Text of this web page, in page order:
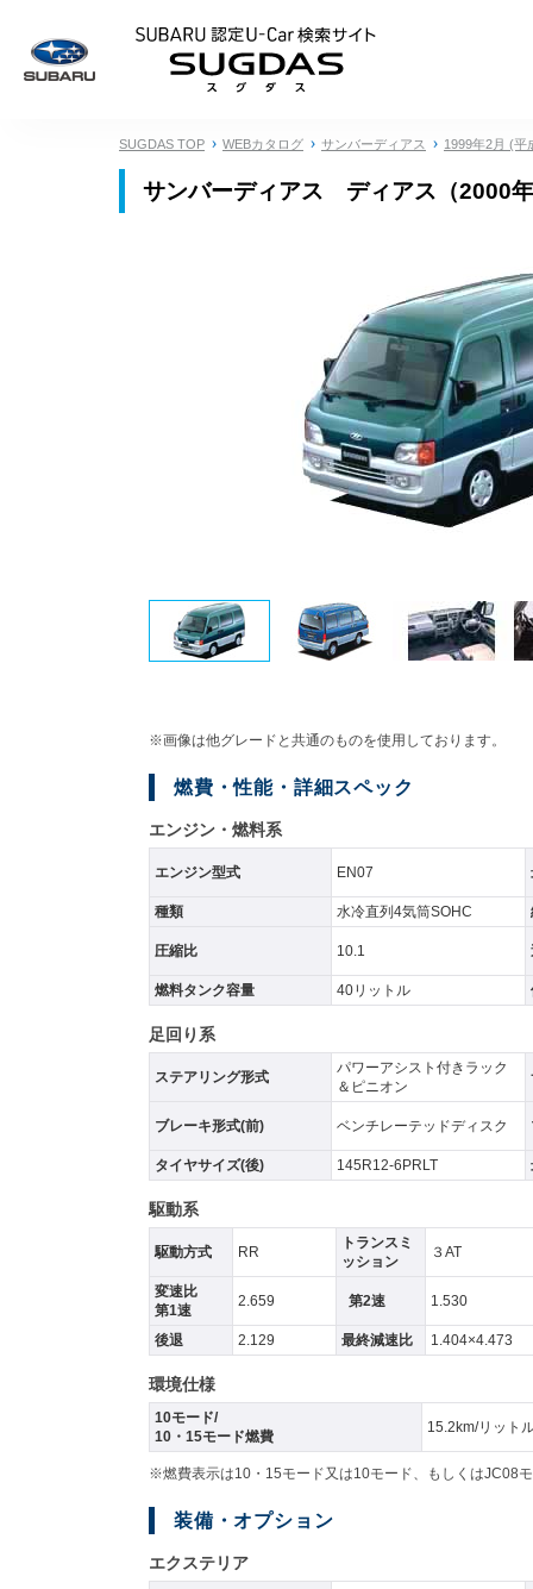
SUGDAS TOP WEBカタログ サンバーディアス 1999年2月 (平
サンバーディアス ディアス（2000
※画像は他グレードと共通のものを使用しております。
燃費・性能・詳細スペック
エンジン・燃料系
エンジン型式 EN07
種類 水冷直列4気筒SOHC
圧縮比 10.1
燃料タンク容量 40リットル
足回り系
ステアリング形式
パワーアシスト付きラック
＆ピニオン
ブレーキ形式(前) ベンチレーテッドディスク
タイヤサイズ(後) 145R12-6PRLT
駆動系
駆動方式 RR
トランスミ
ッション
３AT
変速比
第1速
2.659 第2速 1.530
後退 2.129 最終減速比 1.404×4.473
環境仕様
10モード/
10・15モード燃費
15.2km/リット
※燃費表示は10・15モード又は10モード、もしくはJC08
装備・オプション
エクステリア